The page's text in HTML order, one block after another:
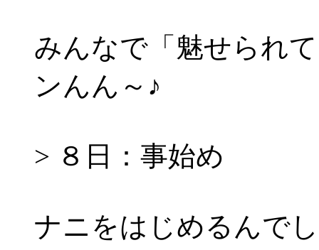
みんなで「魅せられ
ンんん～♪
> ８日：事始め
ナニをはじめるんで